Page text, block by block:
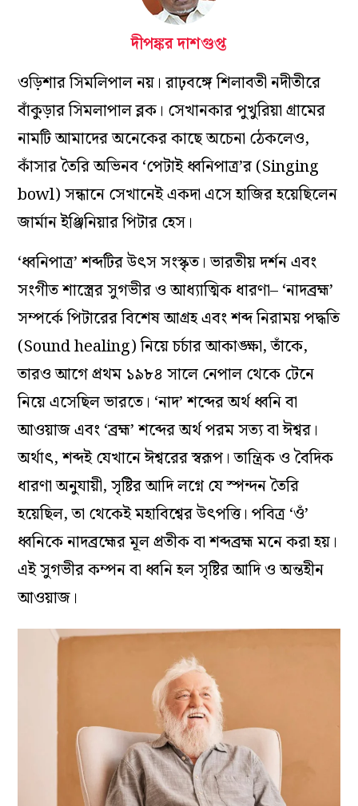
দীপঙ্কর দাশগুপ্ত
ওড়িশার সিমলিপাল নয়। রাঢ়বঙ্গে শিলাবতী নদীতীরে
বাঁকুড়ার সিমলাপাল ব্লক। সেখানকার পুখুরিয়া গ্রামের
নামটি আমাদের অনেকের কাছে অচেনা ঠেকলেও,
কাঁসার তৈরি অভিনব ‘পেটাই ধ্বনিপাত্র’র (Singing
bowl) সন্ধানে সেখানেই একদা এসে হাজির হয়েছিলেন
জার্মান ইঞ্জিনিয়ার পিটার হেস।
‘ধ্বনিপাত্র’ শব্দটির উৎস সংস্কৃত। ভারতীয় দর্শন এবং
সংগীত শাস্ত্রের সুগভীর ও আধ্যাত্মিক ধারণা– ‘নাদব্রহ্ম’
সম্পর্কে পিটারের বিশেষ আগ্রহ এবং শব্দ নিরাময় পদ্ধতি
(Sound healing) নিয়ে চর্চার আকাঙ্ক্ষা, তাঁকে,
তারও আগে প্রথম ১৯৮৪ সালে নেপাল থেকে টেনে
নিয়ে এসেছিল ভারতে। ‘নাদ’ শব্দের অর্থ ধ্বনি বা
আওয়াজ এবং ‘ব্রহ্ম’ শব্দের অর্থ পরম সত্য বা ঈশ্বর।
অর্থাৎ, শব্দই যেখানে ঈশ্বরের স্বরূপ। তান্ত্রিক ও বৈদিক
ধারণা অনুযায়ী, সৃষ্টির আদি লগ্নে যে স্পন্দন তৈরি
হয়েছিল, তা থেকেই মহাবিশ্বের উৎপত্তি। পবিত্র ‘ওঁ’
ধ্বনিকে নাদব্রহ্মের মূল প্রতীক বা শব্দব্রহ্ম মনে করা হয়।
এই সুগভীর কম্পন বা ধ্বনি হল সৃষ্টির আদি ও অন্তহীন
আওয়াজ।